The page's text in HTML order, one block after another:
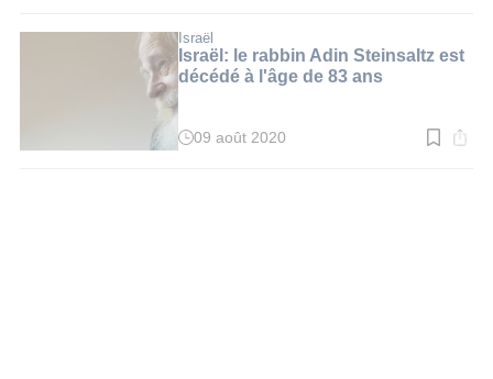
:
8
min.
Israël
Israël: le rabbin Adin Steinsaltz est
décédé à l'âge de 83 ans
Temps
09 août 2020